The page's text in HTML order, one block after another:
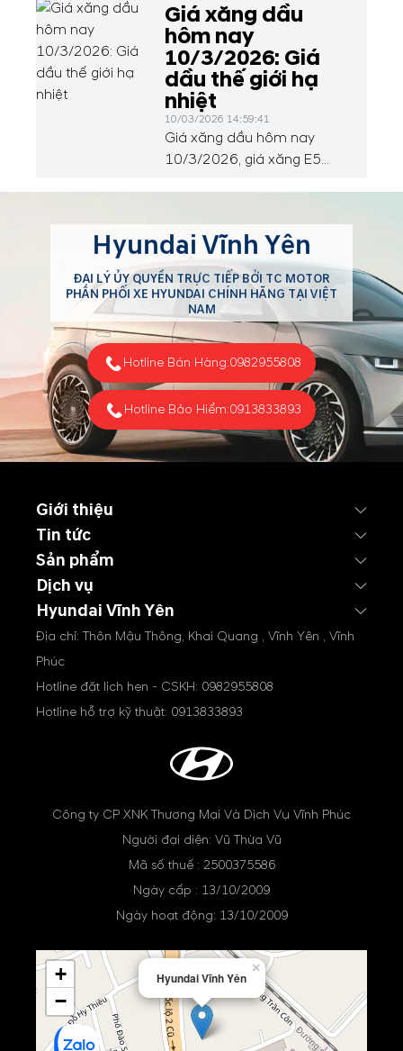
Giá xăng dầu
hôm nay
10/3/2026: Giá
dầu thế giới hạ
nhiệt
10/03/2026 14:59:41
Giá xăng dầu hôm nay
10/3/2026, giá xăng E5
mức 27.047 đồng/lít. Tại thị
trường thế giới, dầu thô
quay đầu giảm nhẹ sau khi
áp sát ngưỡng 120
USD/thùng. Động thái nới
lỏng trừng phạt dầu Nga và
nỗ lực ổn định Trung Đông
từ phía Mỹ đang giúp thị
Hyundai Vĩnh Yên
ĐẠI LÝ ỦY QUYỀN TRỰC TIẾP BỞI TC MOTOR
PHÂN PHỐI XE HYUNDAI CHÍNH HÃNG TẠI VIỆT
NAM
Hotline Bán Hàng:0982955808
Hotline Bảo Hiểm:0913833893
Giới thiệu
Tin tức
Sản phẩm
Dịch vụ
Hyundai Vĩnh Yên
Địa chỉ: Thôn Mậu Thông, Khai Quang , Vĩnh Yên , Vĩnh
Phúc
Hotline đặt lịch hẹn - CSKH: 0982955808
Hotline hỗ trợ kỹ thuật: 0913833893
Công ty CP XNK Thương Mại Và Dịch Vụ Vĩnh Phúc
Người đại diện: Vũ Thừa Vũ
Mã số thuế : 2500375586
Ngày cấp : 13/10/2009
Ngày hoạt động: 13/10/2009
Hyundai Vĩnh Yên
×
+
−